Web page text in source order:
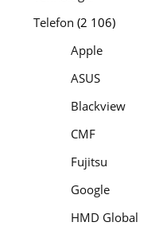
Telefon (2 106)
Apple
ASUS
Blackview
CMF
Fujitsu
Google
HMD Global